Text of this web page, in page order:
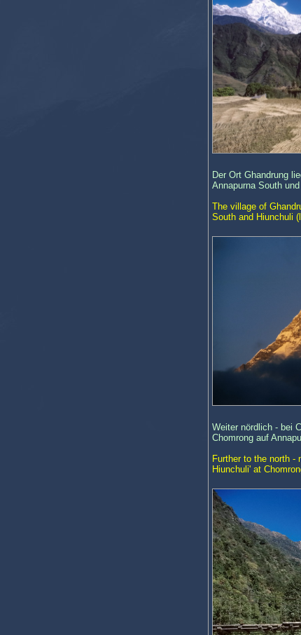
Der Ort Ghandrung
Annapurna South
The village of
South and Hiunchuli
Weiter nördlich - bei
Chomrong auf
Further to the north -
Hiunchuli' at